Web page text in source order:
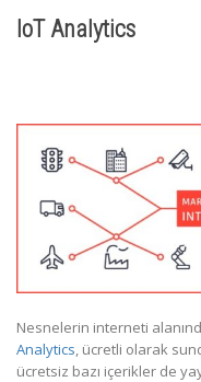
IoT Analytics
Nesnelerin interneti
Analytics, ücretli olarak
ücretsiz bazı içerikler de